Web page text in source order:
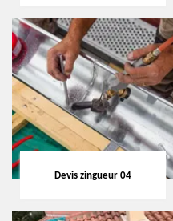
Devis zingueur 04